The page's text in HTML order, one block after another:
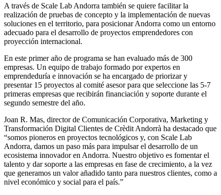
A través de Scale Lab Andorra también se quiere facilitar la
realización de pruebas de concepto y la implementación de nuevas
soluciones en el territorio, para posicionar Andorra como un entorno
adecuado para el desarrollo de proyectos emprendedores con
proyección internacional.
En este primer año de programa se han evaluado más de 300
empresas. Un equipo de trabajo formado por expertos en
emprendeduría e innovación se ha encargado de priorizar y
presentar 15 proyectos al comité asesor para que seleccione las 5-7
primeras empresas que recibirán financiación y soporte durante el
segundo semestre del año.
Joan R. Mas, director de Comunicación Corporativa, Marketing y
Transformación Digital Clientes de Crèdit Andorrà ha destacado que
“somos pioneros en proyectos tecnológicos y, con Scale Lab
Andorra, damos un paso más para impulsar el desarrollo de un
ecosistema innovador en Andorra. Nuestro objetivo es fomentar el
talento y dar soporte a las empresas en fase de crecimiento, a la vez
que generamos un valor añadido tanto para nuestros clientes, como a
nivel económico y social para el país.”